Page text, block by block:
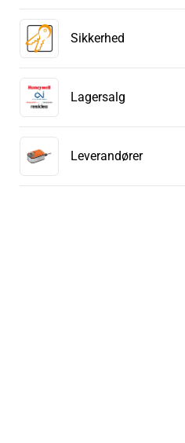
Sikkerhed
Lagersalg
Leverandører